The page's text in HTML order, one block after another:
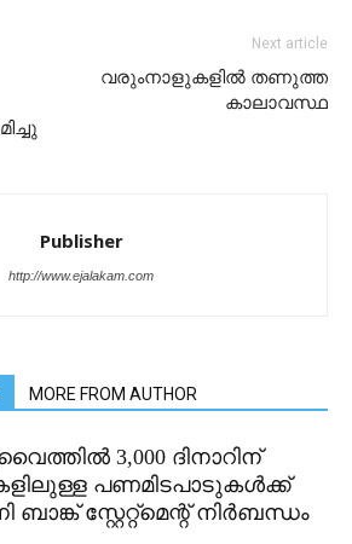
Next article
വരുംനാളുകളിൽ തണുത്ത
കാലാവസ്ഥ
Publisher
http://www.ejalakam.com
MORE FROM AUTHOR
3,000 ദിനാറിന്
പണമിടപാടുകൾക്ക്
ബാങ്ക് സ്റ്റേറ്റ്മെന്റ് നിർബന്ധം